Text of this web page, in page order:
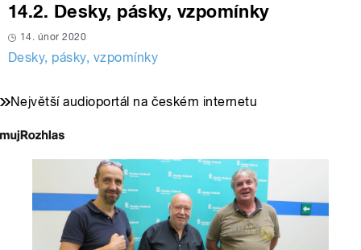
14.2. Desky, pásky, vzpomínky
14. únor 2020
Desky, pásky, vzpomínky
Největší audioportál na českém internetu